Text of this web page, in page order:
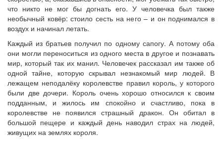
что никто не мог бы догнать его. У человечка был также
необычный ковёр: стоило сесть на него – и он поднимался в
воздух и начинал летать.
Каждый из братьев получил по одному сапогу. А потому оба
они могли переноситься из одного места в другое и познавать
мир, который так их манил. Человечек рассказал им также об
одной тайне, которую скрывал незнакомый мир людей. В
лежащем неподалёку королевстве правил король, у которого
были две дочери. Король очень хорошо относился к своим
подданным, и жилось им спокойно и счастливо, пока в
королевстве не появился страшный дракон. Он обитал в
большой пещере и каждый день наводил страх на людей,
живущих на землях короля.